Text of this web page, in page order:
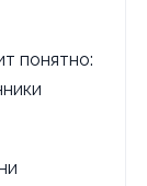
понятно: